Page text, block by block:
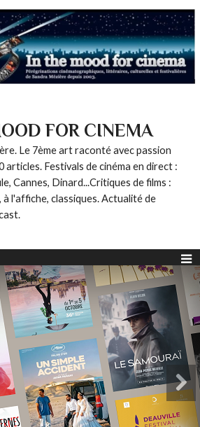
FOR CINEMA
Le 7ème art raconté avec passion
articles. Festivals de cinéma en direct :
Cannes, Dinard...Critiques de films :
l'affiche, classiques. Actualité de